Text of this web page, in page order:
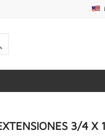
3/4 X